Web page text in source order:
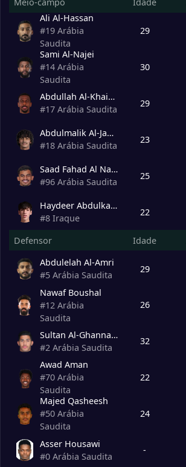
Ali Al-Hassan
#19 Arábia
Saudita
29
Sami Al-Najei
#14 Arábia
Saudita
30
Abdullah Al-Khaibari
#17 Arábia Saudita
29
Abdulmalik Al-Jaber
#18 Arábia Saudita
23
Saad Fahad Al Nasser
#96 Arábia Saudita
25
Haydeer Abdulkareem
#8 Iraque
22
Defensor
Idade
Abdulelah Al-Amri
#5 Arábia Saudita
29
Nawaf Boushal
#12 Arábia
Saudita
26
Sultan Al-Ghannam
#2 Arábia Saudita
32
Awad Aman
#70 Arábia
Saudita
22
Majed Qasheesh
#50 Arábia
Saudita
24
Asser Housawi
#0 Arábia Saudita
-